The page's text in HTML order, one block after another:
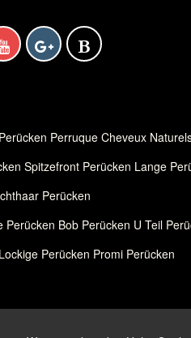
Perücken Perruque Cheveux
Spitzefront Perücken Lange
Perücken
Perücken Bob Perücken U Teil
Lockige Perücken Promi Perücken